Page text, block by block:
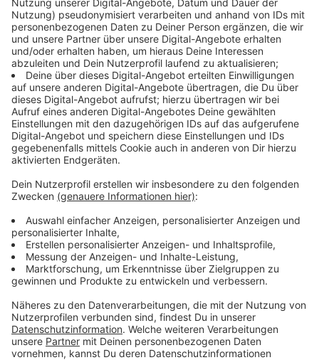
ihres Albums "Red" und der dazugehörige Kurzfilm zu
"All Too Well" zeigte Taylor in einer Phase, geprägt von
Herzschmerz.
Auf "Midnights" betont die Pop-Ikone eine neue Seite
ihres Lebens. Die Songs ihres zehnten Studioalbums
sind eine Kollektion von Liedern, welche mitten in der
Nacht geschrieben und aufgenommen worden sein
sollen. Songs, welche eine Reise durch schöne und
schreckliche Träume, Ängste und Sorgen zeigen. Ihr
Liegens" in Musik zu verpacken und so mit ihren Fans
zu teilen. Taylor verpackt die schlaflosen Situationen
und Momente ihres Lebens auf 13 neuen Songs und
lädt ihre Fans ein daran Teil zu haben, quasi wie einer
der Songs betitelt sein könnte: "Meet Me At
Midnight".
Anzeige
Anzeige